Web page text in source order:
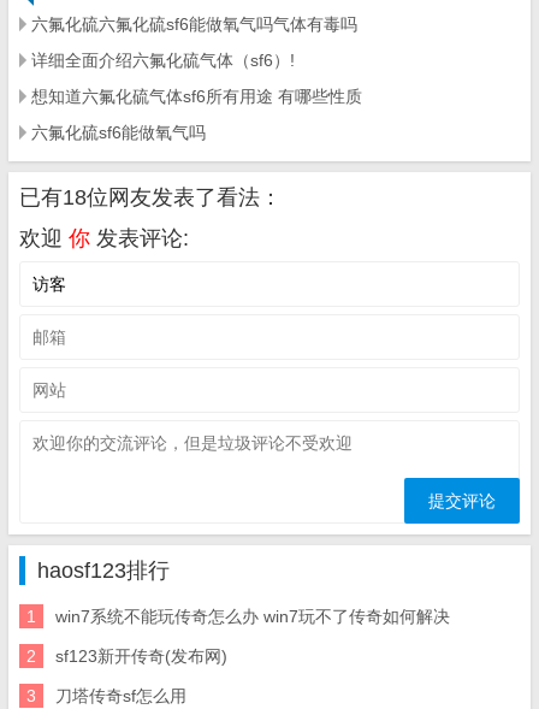
六氟化硫六氟化硫sf6能做氧气吗气体有毒吗
详细全面介绍六氟化硫气体（sf6）!
想知道六氟化硫气体sf6所有用途 有哪些性质
六氟化硫sf6能做氧气吗
已有18位网友发表了看法：
欢迎 你 发表评论:
haosf123排行
1 win7系统不能玩传奇怎么办 win7玩不了传奇如何解决
2 sf123新开传奇(发布网)
3 刀塔传奇sf怎么用